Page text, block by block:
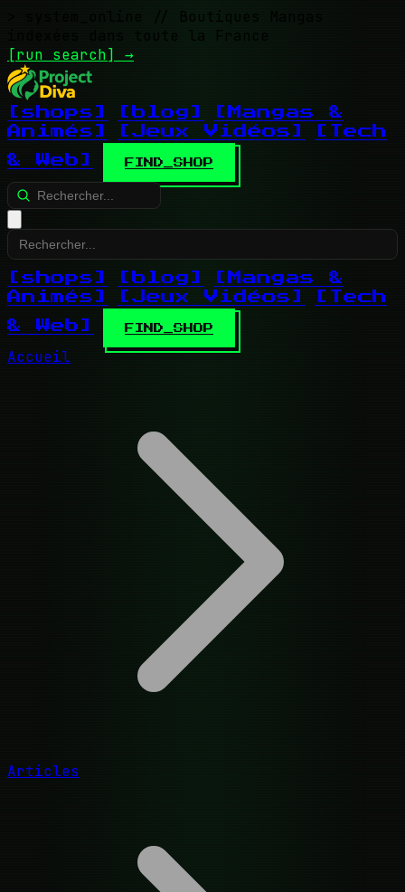
// Boutiques Mangas
indexées dans toute la France
[run search] →
[shops] [blog]
[Mangas &
Animés]
[Jeux Vidéos]
[Tech
& Web]
FIND_SHOP
[shops] [blog]
[Mangas &
Animés]
[Jeux Vidéos]
[Tech
& Web]
FIND_SHOP
Accueil
Articles